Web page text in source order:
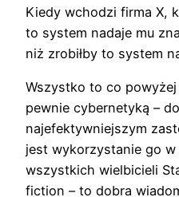
Kiedy wchodzi firma X,
to system nadaje mu
niż zrobiłby to system
Wszystko to co powyżej
pewnie cybernetyką –
najefektywniejszym
jest wykorzystanie go w
wszystkich wielbicieli
fiction – to dobra